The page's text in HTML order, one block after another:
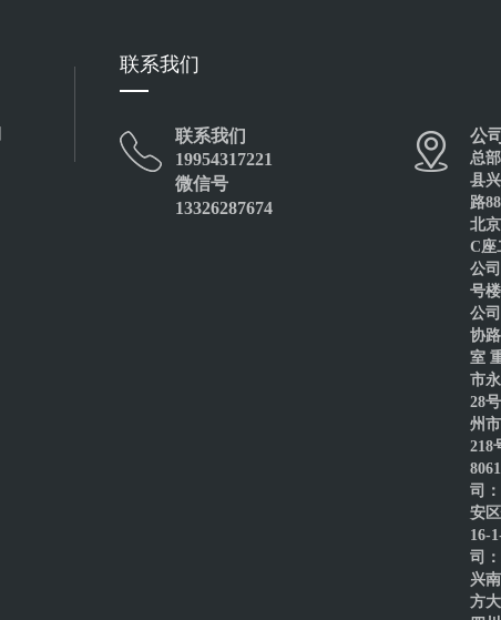
彩涂卷-天津新宇钢板
联系我们
联系我们
19954317221
微信号
13326287674
公
总
县
路
北
C座
公
号
公
协
室
市
28
州
218
司
安
16-
司
兴
方